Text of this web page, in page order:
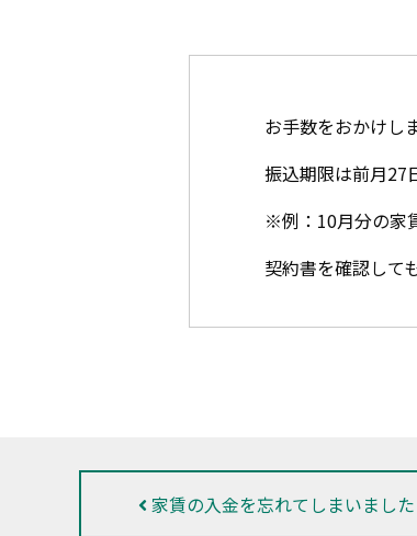
お手数をおかけし
振込期限は前月27
※例：10月分の家
契約書を確認して
家賃の入金を忘れてしまいました